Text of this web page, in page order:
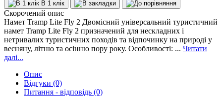
В 1 клік
Скорочений опис
Намет Tramp Lite Fly 2 Двомісний універсальний туристичний
намет Tramp Lite Fly 2 призначений для нескладних і
нетривалих туристичних походів та відпочинку на природі у
весняну, літню та осінню пору року. Особливості: ... Читати
далі...
Опис
Відгуки (0)
Питання - відповідь (0)